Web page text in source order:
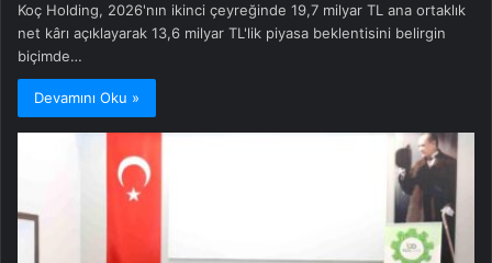
Koç Holding, 2026'nın ikinci çeyreğinde 19,7 milyar TL ana ortaklık
net kârı açıklayarak 13,6 milyar TL'lik piyasa beklentisini belirgin
biçimde…
Devamını Oku »